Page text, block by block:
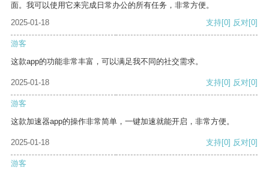
面。我可以使用它来完成日常办公的所有任务，非常方便。
2025-01-18
支持[0] 反对[0]
游客
这款app的功能非常丰富，可以满足我不同的社交需求。
2025-01-18 支持[0] 反对[0]
游客
这款加速器app的操作非常简单，一键加速就能开启，非常方便。
2025-01-18 支持[0] 反对[0]
游客